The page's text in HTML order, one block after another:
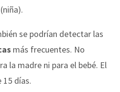
se podrían detectar las
más frecuentes. No
la madre ni para el bebé. El
días.